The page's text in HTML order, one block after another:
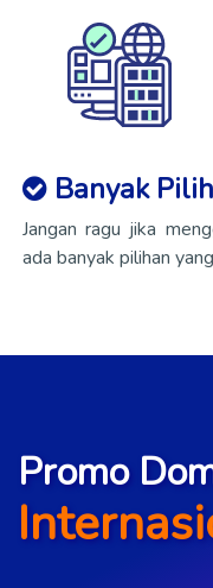
Banyak
Jangan ragu jika
ada banyak pilihan
Promo